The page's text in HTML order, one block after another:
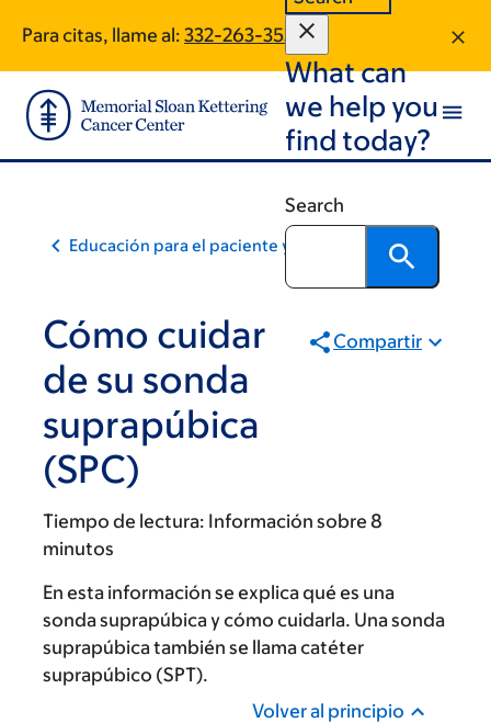
main
content
footer
Para citas, llame al: 332-263-3532
What can
we help you
find today?
Search
Educación para el paciente y la comunidad
Cómo cuidar
de su sonda
suprapúbica
(SPC)
Compartir
Tiempo de lectura: Información sobre 8
minutos
En esta información se explica qué es una
sonda suprapúbica y cómo cuidarla. Una sonda
suprapúbica también se llama catéter
suprapúbico (SPT).
Volver al principio